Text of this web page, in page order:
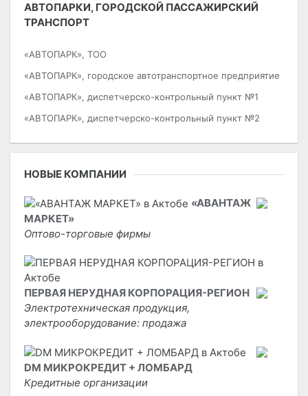
АВТОПАРКИ, ГОРОДСКОЙ ПАССАЖИРСКИЙ
ТРАНСПОРТ
«АВТОПАРК», ТОО
«АВТОПАРК», городское автотранспортное предприятие
«АВТОПАРК», диспетчерско-контрольный пункт №1
«АВТОПАРК», диспетчерско-контрольный пункт №2
НОВЫЕ КОМПАНИИ
«АВАНТАЖ
МАРКЕТ»
Оптово-торговые фирмы
ПЕРВАЯ НЕРУДНАЯ КОРПОРАЦИЯ-РЕГИОН
Электротехническая продукция,
электрооборудование: продажа
DM МИКРОКРЕДИТ + ЛОМБАРД
Кредитные организации